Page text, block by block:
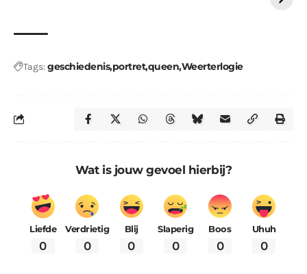
Tags:geschiedenisportretqueenWeerterlogie
Wat is jouw gevoel hierbij?
Liefde
0
Verdrietig
0
Blij
0
Slaperig
0
Boos
0
Uhuh
0